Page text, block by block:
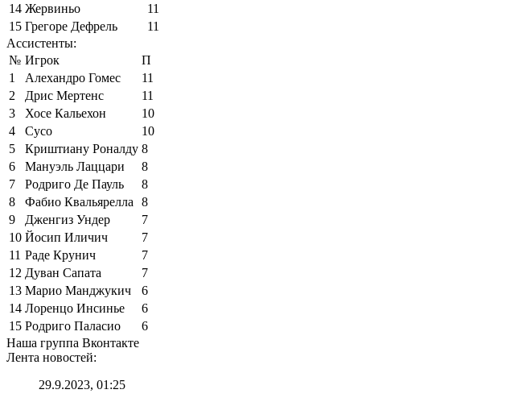
14 Жервиньо
11
15 Грегоре Дефрель
11
Ассистенты:
№ Игрок
П
1
Алехандро Гомес
11
2
Дрис Мертенс
11
3
Хосе Кальехон
10
4
Сусо
10
5
Криштиану Роналду 8
6
Мануэль Лаццари
8
7
Родриго Де Пауль
8
8
Фабио Квальярелла
8
9
Дженгиз Ундер
7
10 Йосип Иличич
7
11 Раде Крунич
7
12 Дуван Сапата
7
13 Марио Манджукич
6
14 Лоренцо Инсинье
6
15 Родриго Паласио
6
Наша группа Вконтакте
Лента новостей:
29.9.2023, 01:25